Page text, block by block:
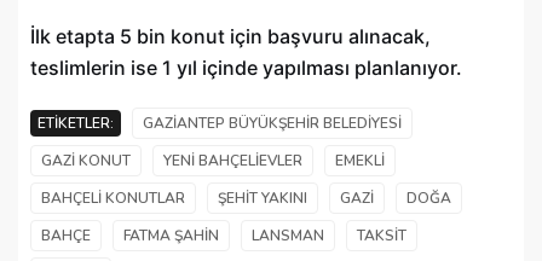
İlk etapta 5 bin konut için başvuru alınacak,
teslimlerin ise 1 yıl içinde yapılması planlanıyor.
ETIKETLER:
GAZIANTEP BÜYÜKŞEHIR BELEDIYESI
GAZI KONUT
YENI BAHÇELIEVLER
EMEKLI
BAHÇELI KONUTLAR
ŞEHIT YAKINI GAZI
DOĞA
BAHÇE
FATMA ŞAHIN LANSMAN
TAKSIT